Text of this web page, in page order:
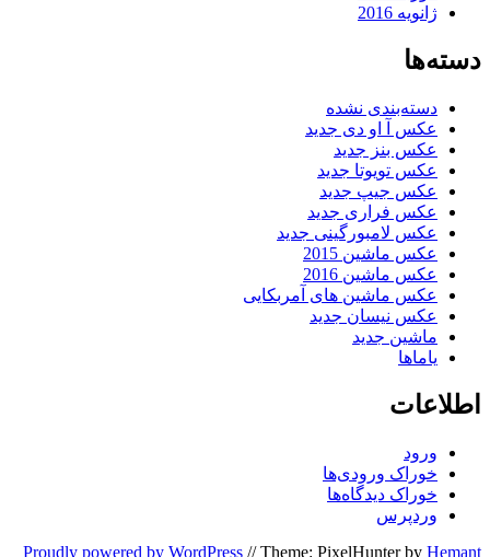
ژانویه 2016
دسته‌ها
دسته‌بندی نشده
عکس آ او دی جدید
عکس بنز جدید
عکس تویوتا جدید
عکس جیپ جدید
عکس فراری جدید
عکس لامبورگینی جدید
عکس ماشین 2015
عکس ماشین 2016
عکس ماشین های آمربکایی
عکس نیسان جدید
ماشین جدید
یاماها
اطلاعات
ورود
خوراک ورودی‌ها
خوراک دیدگاه‌ها
وردپرس
Proudly powered by WordPress //Theme: PixelHunter by Hemant